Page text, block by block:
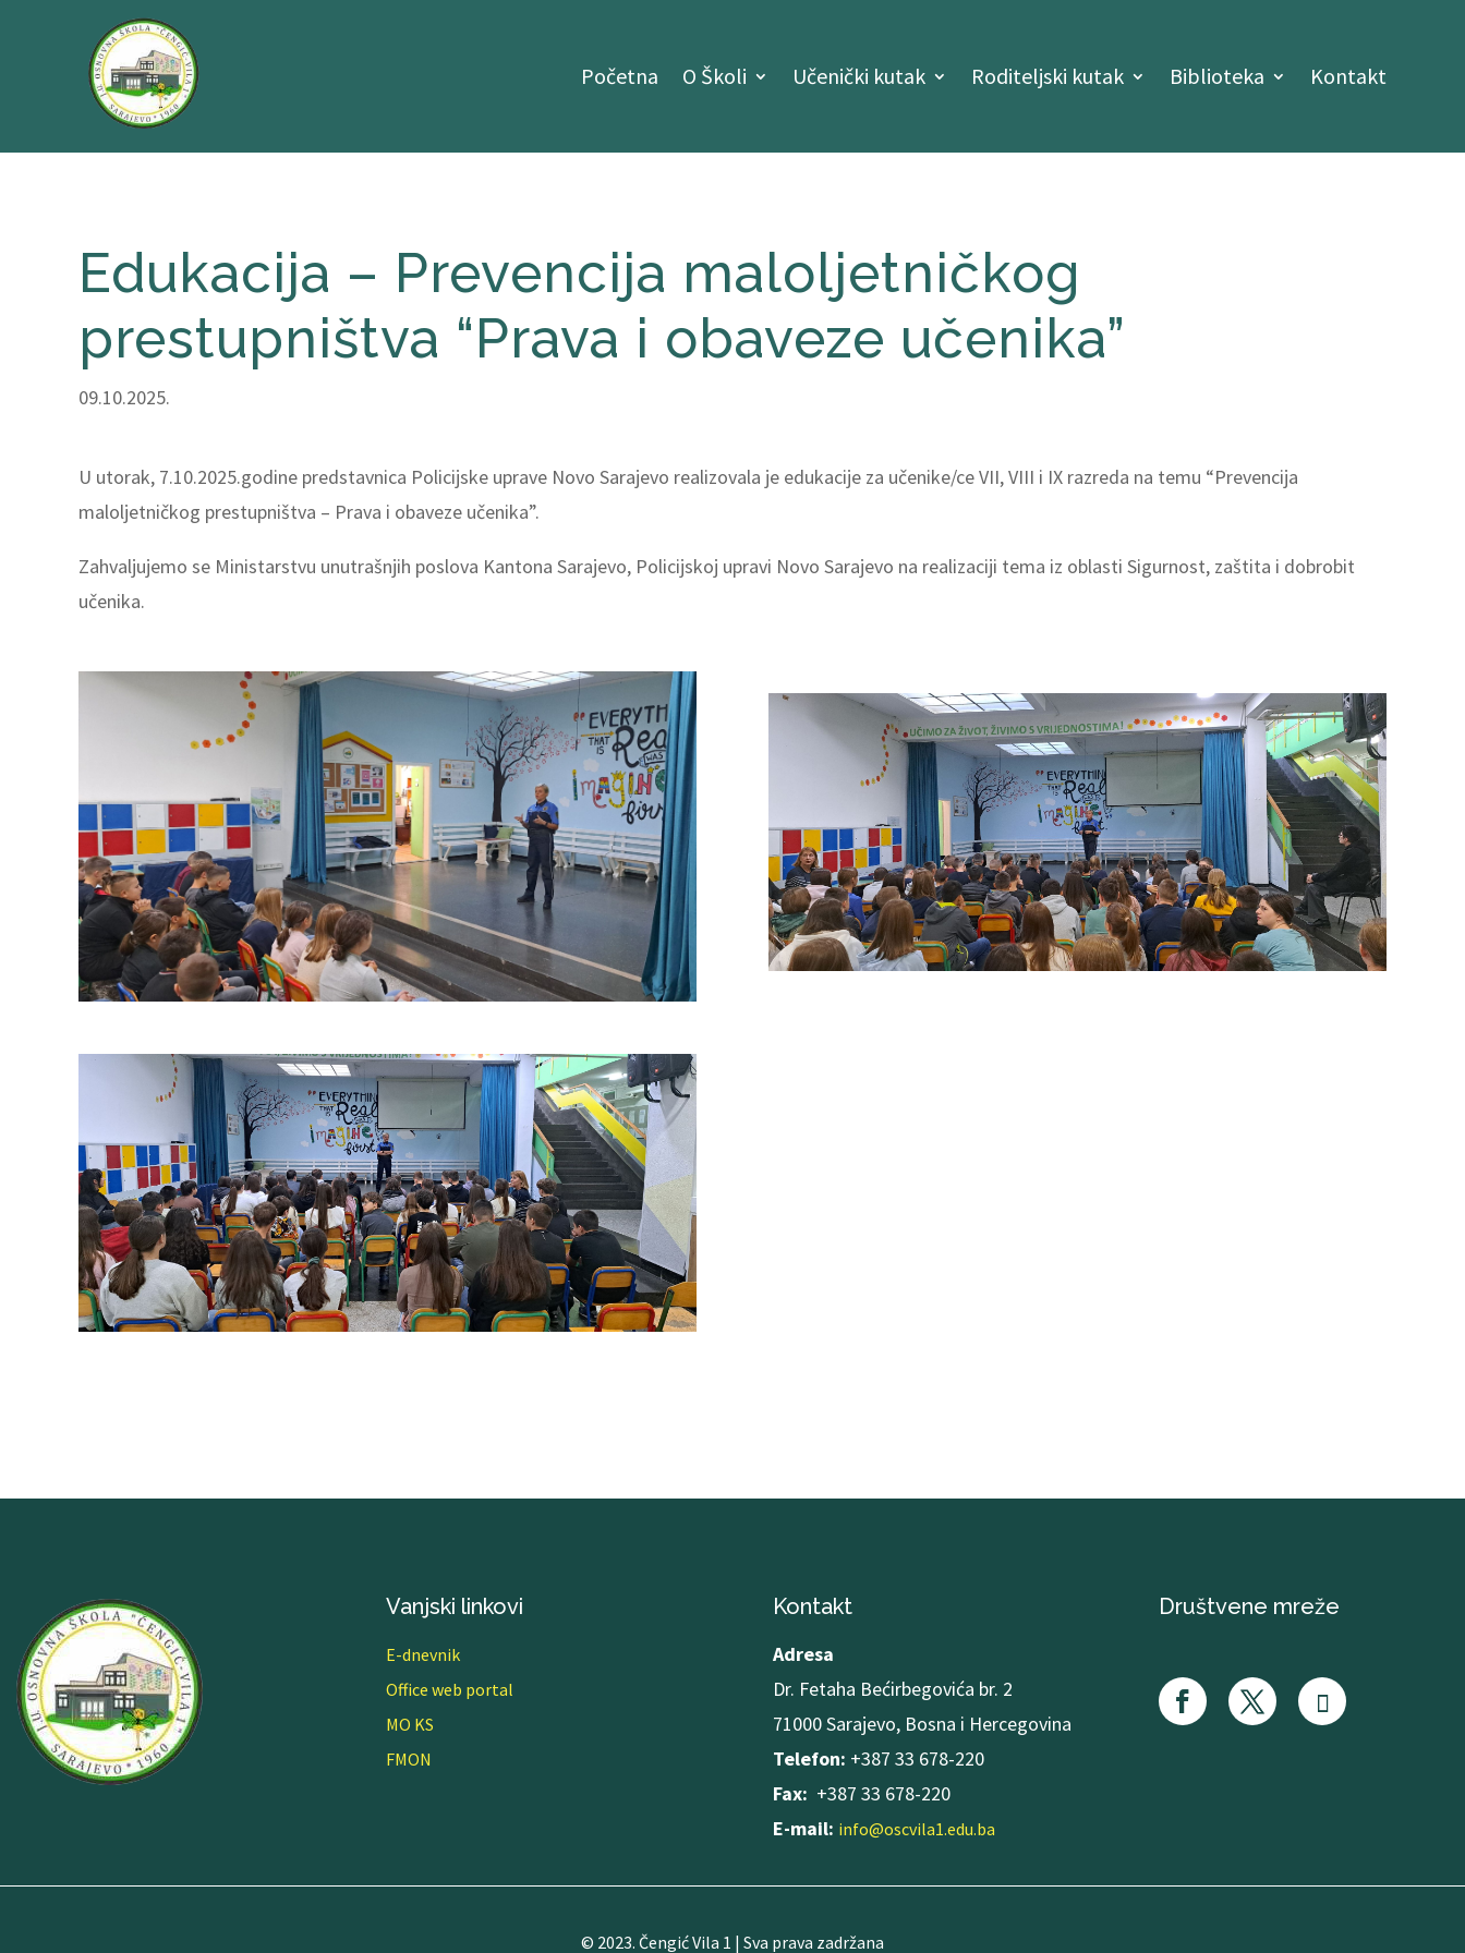
Početna O Školi Učenički kutak Roditeljski kutak Biblioteka Kontakt
Edukacija – Prevencija maloljetničkog
prestupništva “Prava i obaveze učenika”
09.10.2025.
U utorak, 7.10.2025.godine predstavnica Policijske uprave Novo Sarajevo realizovala je edukacije za učenike/ce VII, VIII i IX razreda na temu “Prevencija
maloljetničkog prestupništva – Prava i obaveze učenika”.
Zahvaljujemo se Ministarstvu unutrašnjih poslova Kantona Sarajevo, Policijskoj upravi Novo Sarajevo na realizaciji tema iz oblasti Sigurnost, zaštita i dobrobit
učenika.
Vanjski linkovi
E-dnevnik
Office web portal
MO KS
FMON
Kontakt
Adresa
Dr. Fetaha Bećirbegovića br. 2
71000 Sarajevo, Bosna i Hercegovina
Telefon: +387 33 678-220
Fax: +387 33 678-220
E-mail: info@oscvila1.edu.ba
Društvene mreže
© 2023. Čengić Vila 1 | Sva prava zadržana